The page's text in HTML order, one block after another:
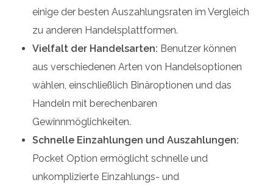
einige der besten Auszahlungsraten im Vergleich
zu anderen Handelsplattformen.
Vielfalt der Handelsarten: Benutzer können
aus verschiedenen Arten von Handelsoptionen
wählen, einschließlich Binäroptionen und das
Handeln mit berechenbaren
Gewinnmöglichkeiten.
Schnelle Einzahlungen und Auszahlungen:
Pocket Option ermöglicht schnelle und
unkomplizierte Einzahlungs- und